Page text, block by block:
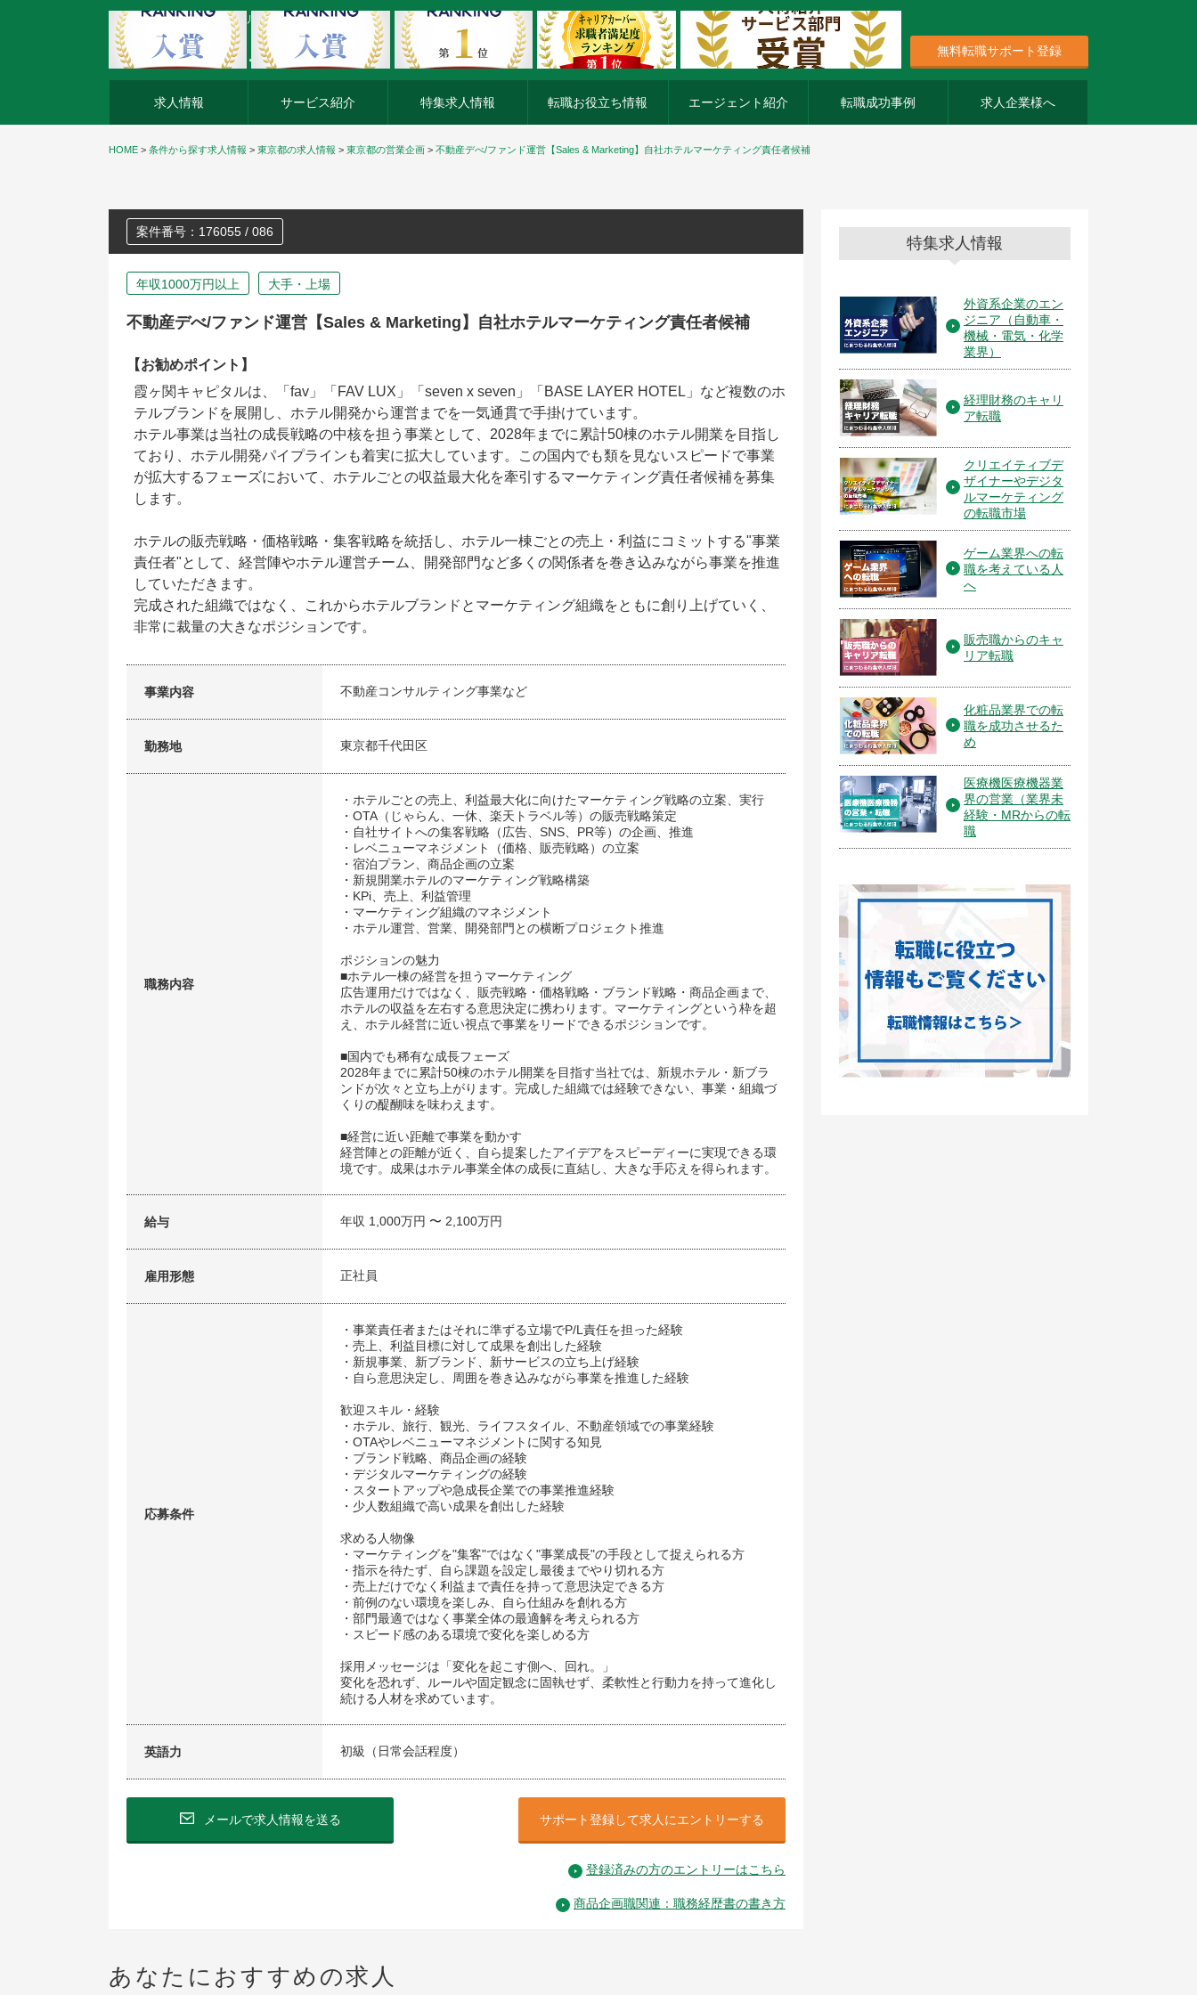
外資系企業の転職・キャリア転職ならアージスジャパン
無料転職サポート登録
求人情報 サービス紹介 特集求人情報 転職お役立ち情報 エージェント紹介 転職成功事例 求人企業様へ
HOME > 条件から探す求人情報 > 東京都の求人情報 > 東京都の営業企画 > 不動産デべ/ファンド運営【Sales & Marketing】自社ホテルマーケティング責任者候補
案件番号：176055 / 086
年収1000万円以上 大手・上場
不動産デべ/ファンド運営【Sales & Marketing】自社ホテルマーケティング責任者候補
【お勧めポイント】
霞ヶ関キャピタルは、「fav」「FAV LUX」「seven x seven」「BASE LAYER HOTEL」など複数のホ
テルブランドを展開し、ホテル開発から運営までを一気通貫で手掛けています。
ホテル事業は当社の成長戦略の中核を担う事業として、2028年までに累計50棟のホテル開業を目指し
ており、ホテル開発パイプラインも着実に拡大しています。この国内でも類を見ないスピードで事業
が拡大するフェーズにおいて、ホテルごとの収益最大化を牽引するマーケティング責任者候補を募集
します。
ホテルの販売戦略・価格戦略・集客戦略を統括し、ホテル一棟ごとの売上・利益にコミットする"事業
責任者"として、経営陣やホテル運営チーム、開発部門など多くの関係者を巻き込みながら事業を推進
していただきます。
完成された組織ではなく、これからホテルブランドとマーケティング組織をともに創り上げていく、
非常に裁量の大きなポジションです。
事業内容 不動産コンサルティング事業など
勤務地 東京都千代田区
職務内容
・ホテルごとの売上、利益最大化に向けたマーケティング戦略の立案、実行
・OTA（じゃらん、一休、楽天トラベル等）の販売戦略策定
・自社サイトへの集客戦略（広告、SNS、PR等）の企画、推進
・レベニューマネジメント（価格、販売戦略）の立案
・宿泊プラン、商品企画の立案
・新規開業ホテルのマーケティング戦略構築
・KPi、売上、利益管理
・マーケティング組織のマネジメント
・ホテル運営、営業、開発部門との横断プロジェクト推進
ポジションの魅力
■ホテル一棟の経営を担うマーケティング
広告運用だけではなく、販売戦略・価格戦略・ブランド戦略・商品企画まで、
ホテルの収益を左右する意思決定に携わります。マーケティングという枠を超
え、ホテル経営に近い視点で事業をリードできるポジションです。
■国内でも稀有な成長フェーズ
2028年までに累計50棟のホテル開業を目指す当社では、新規ホテル・新ブラ
ンドが次々と立ち上がります。完成した組織では経験できない、事業・組織づ
くりの醍醐味を味わえます。
■経営に近い距離で事業を動かす
経営陣との距離が近く、自ら提案したアイデアをスピーディーに実現できる環
境です。成果はホテル事業全体の成長に直結し、大きな手応えを得られます。
給与 年収 1,000万円 〜 2,100万円
雇用形態 正社員
応募条件
・事業責任者またはそれに準ずる立場でP/L責任を担った経験
・売上、利益目標に対して成果を創出した経験
・新規事業、新ブランド、新サービスの立ち上げ経験
・自ら意思決定し、周囲を巻き込みながら事業を推進した経験
歓迎スキル・経験
・ホテル、旅行、観光、ライフスタイル、不動産領域での事業経験
・OTAやレベニューマネジメントに関する知見
・ブランド戦略、商品企画の経験
・デジタルマーケティングの経験
・スタートアップや急成長企業での事業推進経験
・少人数組織で高い成果を創出した経験
求める人物像
・マーケティングを"集客"ではなく"事業成長"の手段として捉えられる方
・指示を待たず、自ら課題を設定し最後までやり切れる方
・売上だけでなく利益まで責任を持って意思決定できる方
・前例のない環境を楽しみ、自ら仕組みを創れる方
・部門最適ではなく事業全体の最適解を考えられる方
・スピード感のある環境で変化を楽しめる方
採用メッセージは「変化を起こす側へ、回れ。」
変化を恐れず、ルールや固定観念に固執せず、柔軟性と行動力を持って進化し
続ける人材を求めています。
英語力 初級（日常会話程度）
メールで求人情報を送る サポート登録して求人にエントリーする
登録済みの方のエントリーはこちら
商品企画職関連：職務経歴書の書き方
あなたにおすすめの求人
特集求人情報
外資系企業のエン
ジニア（自動車・
機械・電気・化学
業界）
経理財務のキャリ
ア転職
クリエイティブデ
ザイナーやデジタ
ルマーケティング
の転職市場
ゲーム業界への転
職を考えている人
へ
販売職からのキャ
リア転職
化粧品業界での転
職を成功させるた
め
医療機医療機器業
界の営業（業界未
経験・MRからの転
職